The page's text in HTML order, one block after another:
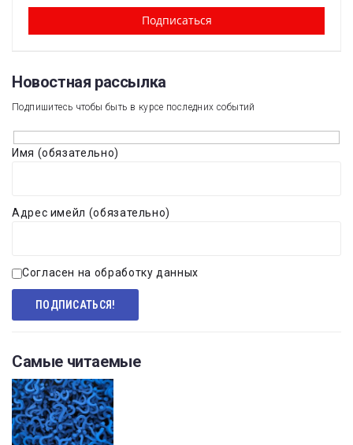
Новостная рассылка​
Подпишитесь чтобы быть в курсе последних событий
Имя (обязательно)
Адрес имейл (обязательно)
Согласен на обработку данных
Самые читаемые